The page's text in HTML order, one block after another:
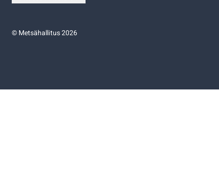
©Metsähallitus 2026